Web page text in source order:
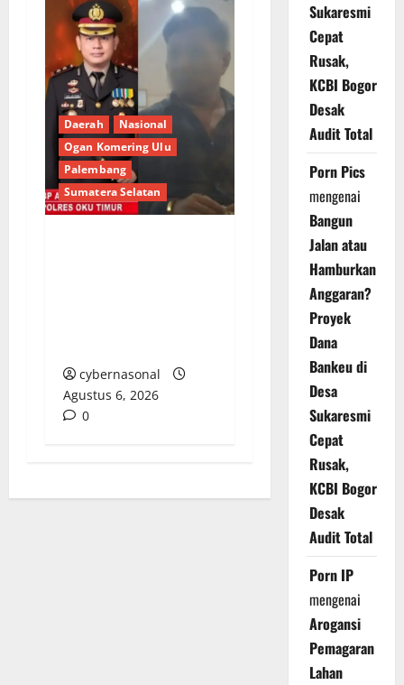
Daerah
Nasional
Ogan Komering Ulu
Palembang
Sumatera Selatan
cybernasonal
Agustus 6, 2026
0
Sukaresmi
Cepat
Rusak,
KCBI Bogor
Desak
Audit Total
Porn Pics
mengenai
Bangun
Jalan atau
Hamburkan
Anggaran?
Proyek
Dana
Bankeu di
Desa
Sukaresmi
Cepat
Rusak,
KCBI Bogor
Desak
Audit Total
Porn IP
mengenai
Arogansi
Pemagaran
Lahan